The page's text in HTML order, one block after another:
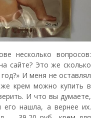
несколько вопросов:
сайте? Это же сколько
И меня не оставлял
крем можно купить в
И что вы думаете,
его нашла, а вернее их.